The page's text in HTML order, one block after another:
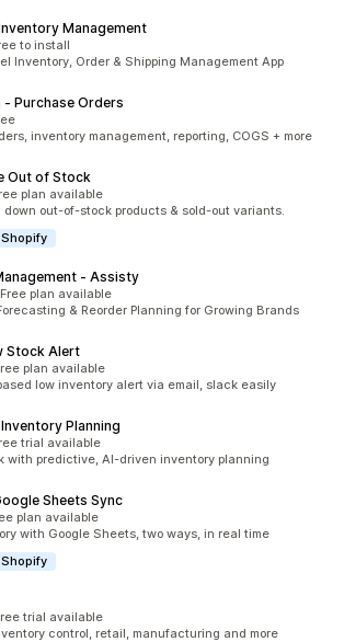
Management
recenzí: 52
to install
Inventory, Order & Shipping Management App
Purchase Orders
recenzí: 13
inventory management, reporting, COGS + more
Out of Stock
recenzí: 23
plan available
down out-of-stock products & sold-out variants.
‑ Assisty
recenzí: 342
Free plan available
& Reorder Planning for Growing Brands
Stock Alert
recenzí: 86
plan available
low inventory alert via email, slack easily
Planning
recenzí: 29
trial available
with predictive, AI-driven inventory planning
Sheets Sync
recenzí: 15
plan available
with Google Sheets, two ways, in real time
recenzí: 48
trial available
control, retail, manufacturing and more